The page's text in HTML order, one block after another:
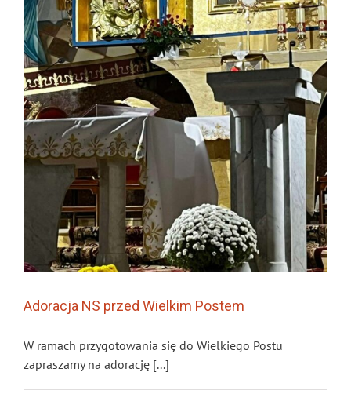
Adoracja NS przed Wielkim Postem
W ramach przygotowania się do Wielkiego Postu
zapraszamy na adorację [...]